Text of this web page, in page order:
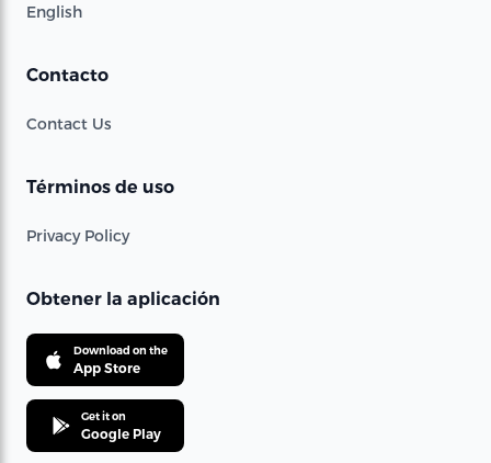
English
Contacto
Contact Us
Términos de uso
Privacy Policy
Obtener la aplicación
Download on the
App Store
Get it on
Google Play